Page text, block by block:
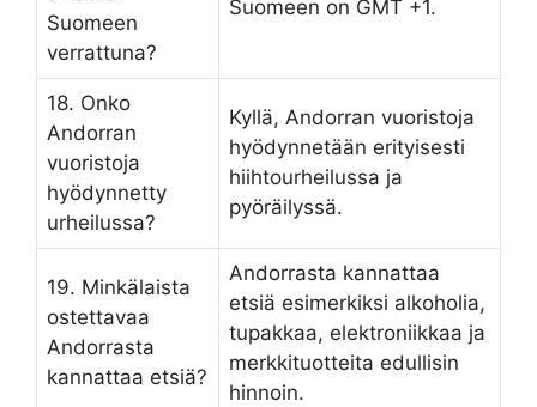
Suomeen
verrattuna?
Suomeen on GMT +1.
18. Onko
Andorran
vuoristoja
hyödynnetty
urheilussa?
Kyllä, Andorran vuoristoja
hyödynnetään erityisesti
hiihtourheilussa ja
pyöräilyssä.
19. Minkälaista
ostettavaa
Andorrasta
kannattaa etsiä?
Andorrasta kannattaa
etsiä esimerkiksi alkoholia,
tupakkaa, elektroniikkaa ja
merkkituotteita edullisin
hinnoin.